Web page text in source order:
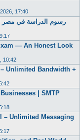
17:40
رسوم الدراسة في مصر
— An Honest Look
10:42
Unlimited Bandwidth +
| SMTP
– Unlimited Messaging